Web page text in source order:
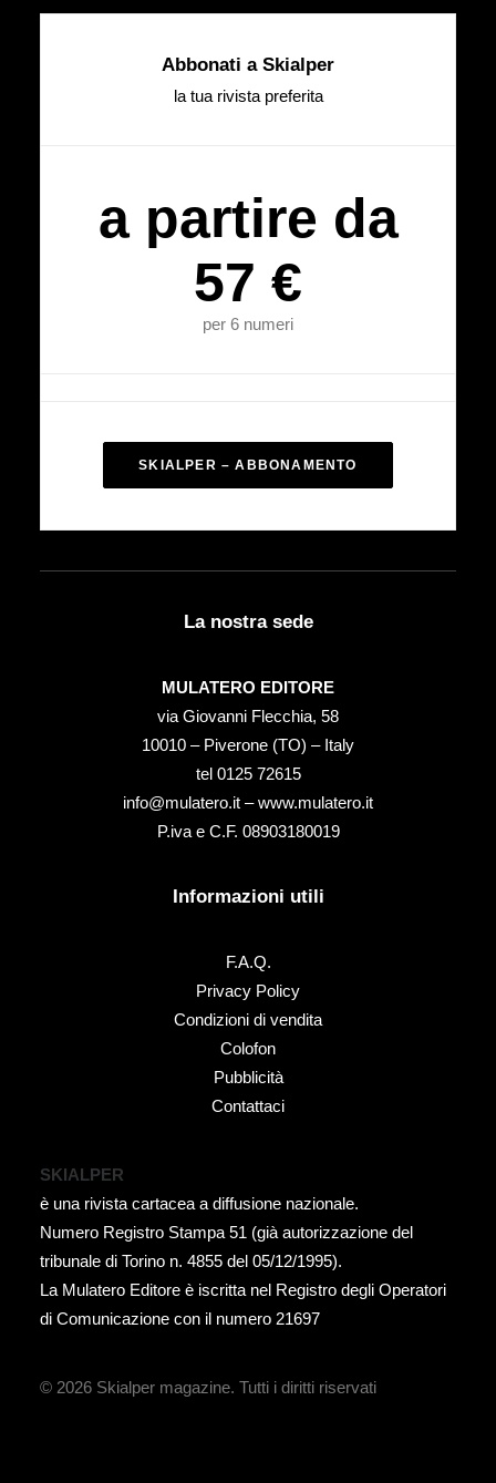
Abbonati a Skialper
la tua rivista preferita
a partire da
57 €
per 6 numeri
SKIALPER – ABBONAMENTO
La nostra sede
MULATERO EDITORE
via Giovanni Flecchia, 58
10010 – Piverone (TO) – Italy
tel ‭0125 72615‬
info@mulatero.it –www.mulatero.it
P.iva e C.F. 08903180019
Informazioni utili
F.A.Q.
Privacy Policy
Condizioni di vendita
Colofon
Pubblicità
Contattaci
SKIALPER
è una rivista cartacea a diffusione nazionale.
Numero Registro Stampa 51 (già autorizzazione del
tribunale di Torino n. 4855 del 05/12/1995).
La Mulatero Editore è iscritta nel Registro degli Operatori
di Comunicazione con il numero 21697
© 2026 Skialper magazine. Tutti i diritti riservati